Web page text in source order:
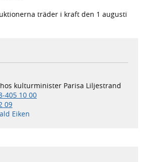
träder i kraft den 1 augusti
kulturminister Parisa Liljestrand
405 10 00
09
Eiken